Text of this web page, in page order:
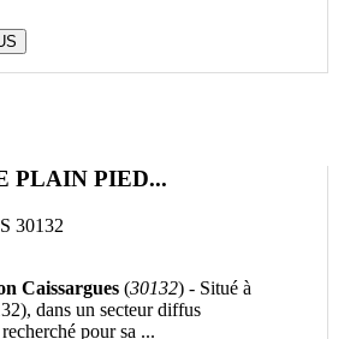
PLAIN PIED...
30132
Caissargues (30132) - Situé à
dans un secteur diffus
pour sa ...